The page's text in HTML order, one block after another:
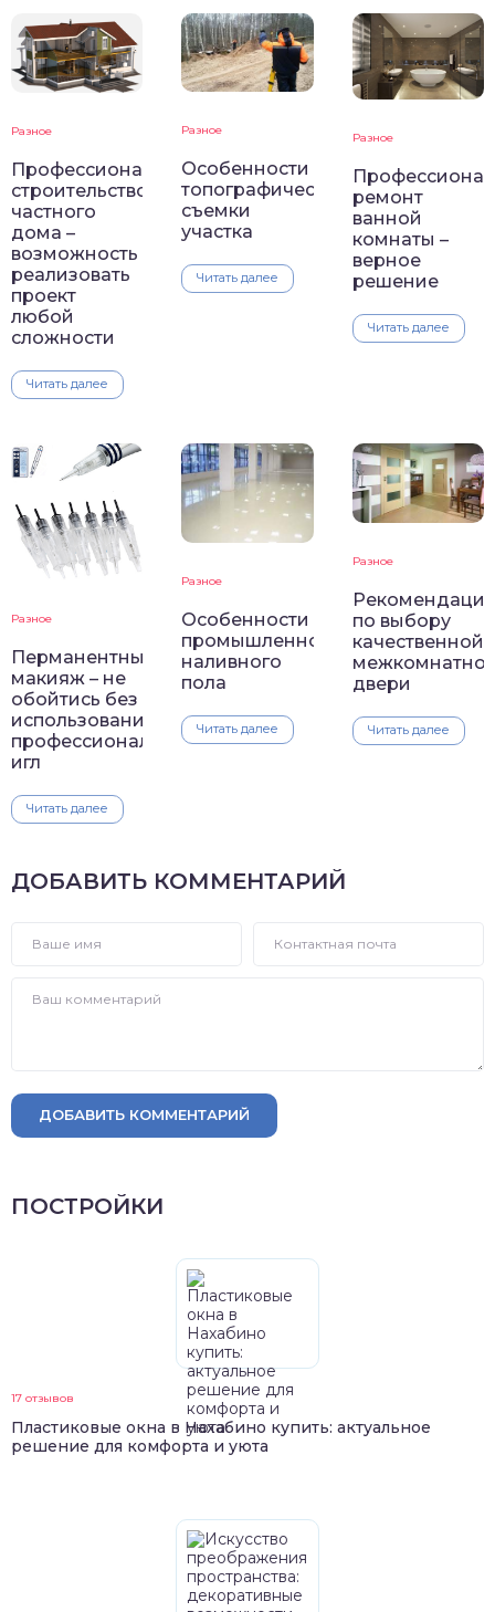
Разное
Профессиональное
строительство
частного
дома –
возможность
реализовать
проект
любой
сложности
Читать далее
Разное
Особенности
топографической
съемки
участка
Читать далее
Разное
ремонт
ванной
комнаты –
верное
решение
Читать далее
Разное
Перманентный
макияж – не
обойтись без
использования
профессиональных
игл
Читать далее
Разное
Особенности
промышленного
наливного
пола
Читать далее
Разное
по выбору
качественной
двери
Читать далее
ДОБАВИТЬ КОММЕНТАРИЙ
ДОБАВИТЬ КОММЕНТАРИЙ
ПОСТРОЙКИ
17 отзывов
Пластиковые окна в Нахабино купить: актуальное
решение для комфорта и уюта